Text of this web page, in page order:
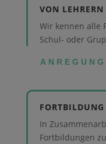
VON LEHRERN
Wir kennen alle
Schul- oder
In
Fortbildungen